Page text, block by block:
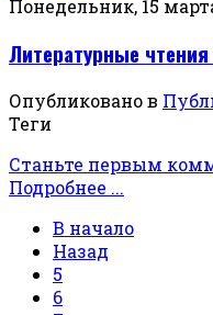
Понедельник, 15
Литературные
Опубликовано в
Теги
Станьте первым
Подробнее ...
В начало
Назад
5
6